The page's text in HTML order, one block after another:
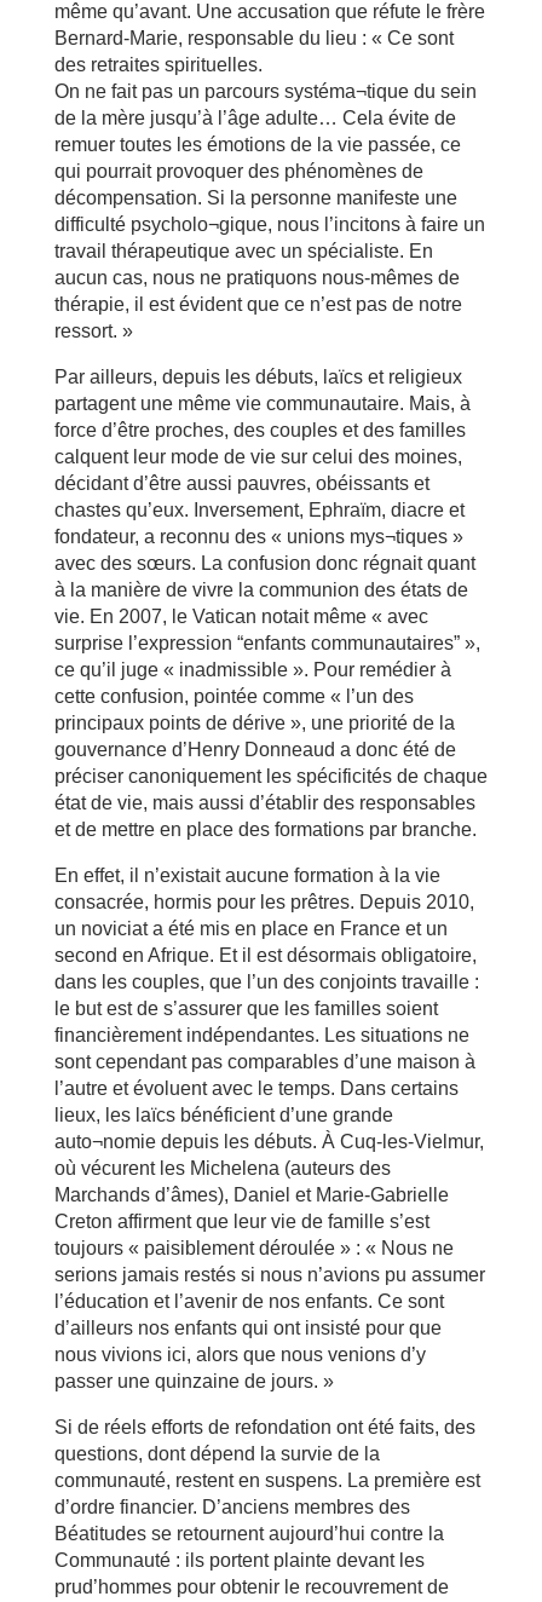
même qu’avant. Une accusation que réfute le frère
Bernard-Marie, responsable du lieu : « Ce sont
des retraites spirituelles.
On ne fait pas un parcours systéma¬tique du sein
de la mère jusqu’à l’âge adulte… Cela évite de
remuer toutes les émotions de la vie passée, ce
qui pourrait provoquer des phénomènes de
décompensation. Si la personne manifeste une
difficulté psycholo¬gique, nous l’incitons à faire un
travail thérapeutique avec un spécialiste. En
aucun cas, nous ne pratiquons nous-mêmes de
thérapie, il est évident que ce n’est pas de notre
ressort. »
Par ailleurs, depuis les débuts, laïcs et religieux
partagent une même vie communautaire. Mais, à
force d’être proches, des couples et des familles
calquent leur mode de vie sur celui des moines,
décidant d’être aussi pauvres, obéissants et
chastes qu’eux. Inversement, Ephraïm, diacre et
fondateur, a reconnu des « unions mys¬tiques »
avec des sœurs. La confusion donc régnait quant
à la manière de vivre la communion des états de
vie. En 2007, le Vatican notait même « avec
surprise l’expression “enfants communautaires” »,
ce qu’il juge « inadmissible ». Pour remédier à
cette confusion, pointée comme « l’un des
principaux points de dérive », une priorité de la
gouvernance d’Henry Donneaud a donc été de
préciser canoniquement les spécificités de chaque
état de vie, mais aussi d’établir des responsables
et de mettre en place des formations par branche.
En effet, il n’existait aucune formation à la vie
consacrée, hormis pour les prêtres. Depuis 2010,
un noviciat a été mis en place en France et un
second en Afrique. Et il est désormais obligatoire,
dans les couples, que l’un des conjoints travaille :
le but est de s’assurer que les familles soient
financièrement indépendantes. Les situations ne
sont cependant pas comparables d’une maison à
l’autre et évoluent avec le temps. Dans certains
lieux, les laïcs bénéficient d’une grande
auto¬nomie depuis les débuts. À Cuq-les-Vielmur,
où vécurent les Michelena (auteurs des
Marchands d’âmes), Daniel et Marie-Gabrielle
Creton affirment que leur vie de famille s’est
toujours « paisiblement déroulée » : « Nous ne
serions jamais restés si nous n’avions pu assumer
l’éducation et l’avenir de nos enfants. Ce sont
d’ailleurs nos enfants qui ont insisté pour que
nous vivions ici, alors que nous venions d’y
passer une quinzaine de jours. »
Si de réels efforts de refondation ont été faits, des
questions, dont dépend la survie de la
communauté, restent en suspens. La première est
d’ordre financier. D’anciens membres des
Béatitudes se retournent aujourd’hui contre la
Communauté : ils portent plainte devant les
prud’hommes pour obtenir le recouvrement de